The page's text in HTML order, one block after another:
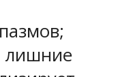
лишние